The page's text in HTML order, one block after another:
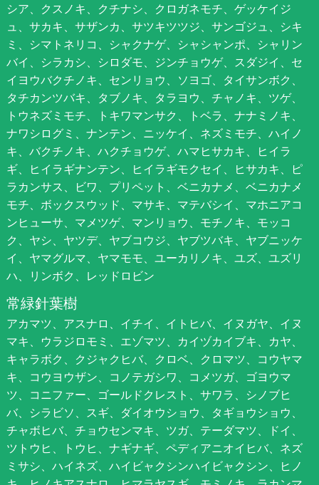
シア、クスノキ、クチナシ、クロガネモチ、ゲッケイジ
ュ、サカキ、サザンカ、サツキツツジ、サンゴジュ、シキ
ミ、シマトネリコ、シャクナゲ、シャシャンポ、シャリン
バイ、シラカシ、シロダモ、ジンチョウゲ、スダジイ、セ
イヨウバクチノキ、センリョウ、ソヨゴ、タイサンボク、
タチカンツバキ、タブノキ、タラヨウ、チャノキ、ツゲ、
トウネズミモチ、トキワマンサク、トベラ、ナナミノキ、
ナワシログミ、ナンテン、ニッケイ、ネズミモチ、ハイノ
キ、バクチノキ、ハクチョウゲ、ハマヒサカキ、ヒイラ
ギ、ヒイラギナンテン、ヒイラギモクセイ、ヒサカキ、ピ
ラカンサス、ビワ、プリペット、ベニカナメ、ベニカナメ
モチ、ボックスウッド、マサキ、マテバシイ、マホニアコ
ンヒューサ、マメツゲ、マンリョウ、モチノキ、モッコ
ク、ヤシ、ヤツデ、ヤブコウジ、ヤブツバキ、ヤブニッケ
イ、ヤマグルマ、ヤマモモ、ユーカリノキ、ユズ、ユズリ
ハ、リンボク、レッドロビン
常緑針葉樹
アカマツ、アスナロ、イチイ、イトヒバ、イヌガヤ、イヌ
マキ、ウラジロモミ、エゾマツ、カイヅカイブキ、カヤ、
キャラボク、クジャクヒバ、クロベ、クロマツ、コウヤマ
キ、コウヨウザン、コノテガシワ、コメツガ、ゴヨウマ
ツ、コニファー、ゴールドクレスト、サワラ、シノブヒ
バ、シラビソ、スギ、ダイオウショウ、タギョウショウ、
チャボヒバ、チョウセンマキ、ツガ、テーダマツ、ドイ、
ツトウヒ、トウヒ、ナギナギ、ペディアニオイヒバ、ネズ
ミサシ、ハイネズ、ハイビャクシンハイビャクシン、ヒノ